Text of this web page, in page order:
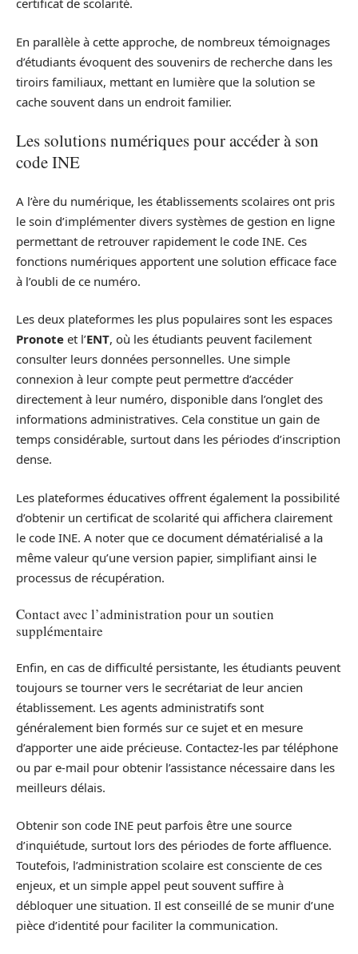
certificat de scolarité.
En parallèle à cette approche, de nombreux témoignages
d’étudiants évoquent des souvenirs de recherche dans les
tiroirs familiaux, mettant en lumière que la solution se
cache souvent dans un endroit familier.
Les solutions numériques pour accéder à son
code INE
A l’ère du numérique, les établissements scolaires ont pris
le soin d’implémenter divers systèmes de gestion en ligne
permettant de retrouver rapidement le code INE. Ces
fonctions numériques apportent une solution efficace face
à l’oubli de ce numéro.
Les deux plateformes les plus populaires sont les espaces
Pronote et l’ENT, où les étudiants peuvent facilement
consulter leurs données personnelles. Une simple
connexion à leur compte peut permettre d’accéder
directement à leur numéro, disponible dans l’onglet des
informations administratives. Cela constitue un gain de
temps considérable, surtout dans les périodes d’inscription
dense.
Les plateformes éducatives offrent également la possibilité
d’obtenir un certificat de scolarité qui affichera clairement
le code INE. A noter que ce document dématérialisé a la
même valeur qu’une version papier, simplifiant ainsi le
processus de récupération.
Contact avec l’administration pour un soutien
supplémentaire
Enfin, en cas de difficulté persistante, les étudiants peuvent
toujours se tourner vers le secrétariat de leur ancien
établissement. Les agents administratifs sont
généralement bien formés sur ce sujet et en mesure
d’apporter une aide précieuse. Contactez-les par téléphone
ou par e-mail pour obtenir l’assistance nécessaire dans les
meilleurs délais.
Obtenir son code INE peut parfois être une source
d’inquiétude, surtout lors des périodes de forte affluence.
Toutefois, l’administration scolaire est consciente de ces
enjeux, et un simple appel peut souvent suffire à
débloquer une situation. Il est conseillé de se munir d’une
pièce d’identité pour faciliter la communication.